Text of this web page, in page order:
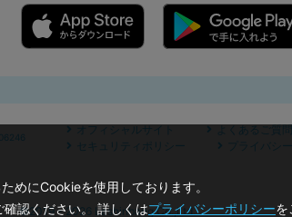
オフィシャルサイト よくあるご質問
セキュリティポリシー
プライバシ
©2019 - 2026 Lashinbang Co.,Ltd.
めにCookieを使用しております。
認ください。 詳しくはプライバシーポリシーを